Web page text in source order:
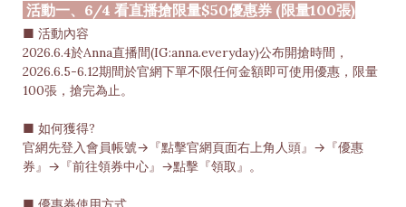
活動一、6/4 看直播搶限量$50優惠券 (限量100張)
■ 活動內容
2026.6.4於Anna直播間(IG:anna.everyday)公布開搶時間，
2026.6.5-6.12期間於官網下單不限任何金額即可使用優惠，限量
100張，搶完為止。
■ 如何獲得?
官網先登入會員帳號→『點擊官網頁面右上角人頭』→『優惠
券』→『前往領券中心』→點擊『領取』。